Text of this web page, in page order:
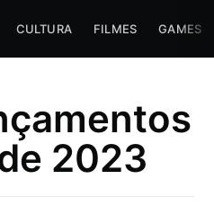
CULTURA FILMES GAMES
2023